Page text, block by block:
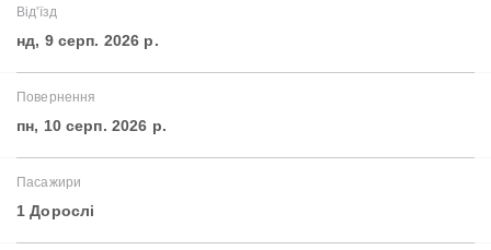
Від'їзд
нд, 9 серп. 2026 р.
Повернення
пн, 10 серп. 2026 р.
Пасажири
1 Дорослі